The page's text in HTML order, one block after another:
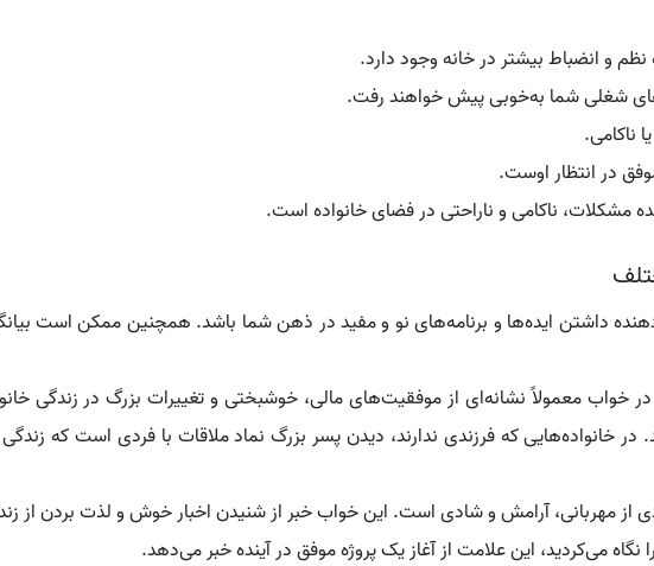
و انضباط بیشتر در خانه وجود دارد.
شغلی شما به‌خوبی پیش خواهند رفت.
ناکامی.
در انتظار اوست.
ناکامی و ناراحتی در فضای خانواده است.
داشتن ایده‌ها و برنامه‌های نو و مفید در ذهن شما باشد. همچنین ممکن است
خواب معمولاً نشانه‌ای از موفقیت‌های مالی، خوشبختی و تغییرات بزرگ در زندگی
خانواده‌هایی که فرزندی ندارند، دیدن پسر بزرگ نماد ملاقات با فردی است که
از مهربانی، آرامش و شادی است. این خواب خبر از شنیدن اخبار خوش و لذت بردن از
نگاه می‌کردید، این علامت از آغاز یک پروژه موفق در آینده خبر می‌دهد.